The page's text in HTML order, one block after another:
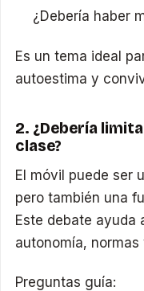
¿Debería haber
Es un tema ideal
autoestima y
2. ¿Debería
clase?
El móvil puede ser
pero también una
Este debate ayuda
autonomía,
Preguntas guía: